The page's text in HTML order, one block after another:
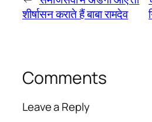
शीर्षासन कराते हैं बाबा रामदेव
Comments
Leave a Reply